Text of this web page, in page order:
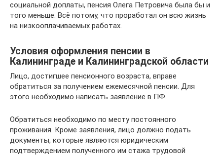
социальной доплаты, пенсия Олега Петровича была бы и
того меньше. Всё потому, что проработал он всю жизнь
на низкооплачиваемых работах.
Условия оформления пенсии в
Калининграде и Калининградской области
Лицо, достигшее пенсионного возраста, вправе
обратиться за получением ежемесячной пенсии. Для
этого необходимо написать заявление в ПФ.
Обратиться необходимо по месту постоянного
проживания. Кроме заявления, лицо должно подать
документы, которые являются юридическим
подтверждением полученного им стажа трудовой